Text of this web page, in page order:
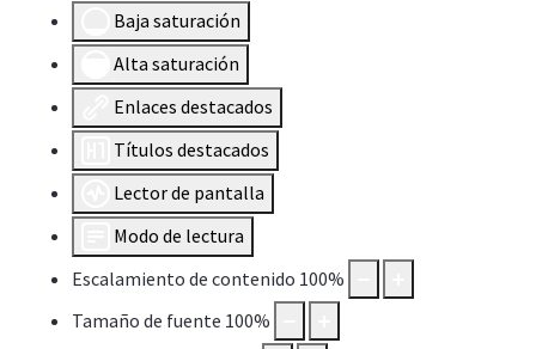
Baja saturación
Alta saturación
Enlaces destacados
Títulos destacados
Lector de pantalla
Modo de lectura
Escalamiento de contenido 100%
Tamaño de fuente 100%